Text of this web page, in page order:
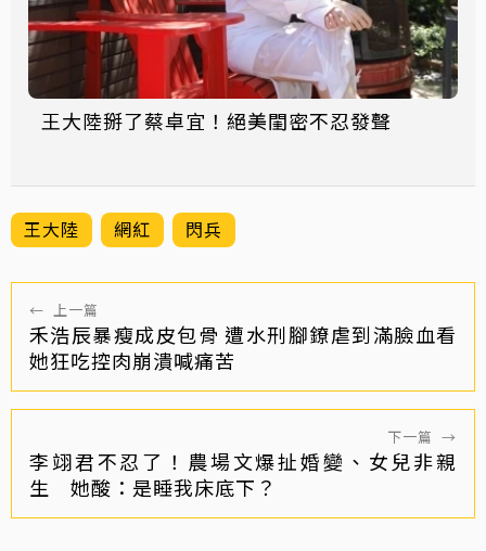
王大陸掰了蔡卓宜！絕美閨密不忍發聲
王大陸 網紅 閃兵
← 上一篇
禾浩辰暴瘦成皮包骨 遭水刑腳鐐虐到滿臉血看
她狂吃控肉崩潰喊痛苦
下一篇 →
李翊君不忍了！農場文爆扯婚變、女兒非親
生 她酸：是睡我床底下？